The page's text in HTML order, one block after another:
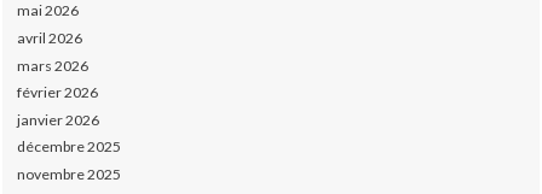
mai 2026
avril 2026
mars 2026
février 2026
janvier 2026
décembre 2025
novembre 2025